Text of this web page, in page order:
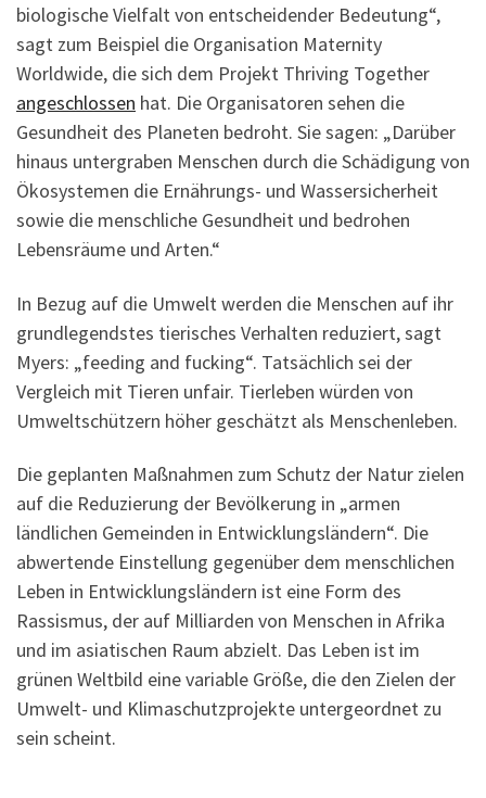
biologische Vielfalt von entscheidender Bedeutung“,
sagt zum Beispiel die Organisation Maternity
Worldwide, die sich dem Projekt Thriving Together
angeschlossen hat. Die Organisatoren sehen die
Gesundheit des Planeten bedroht. Sie sagen: „Darüber
hinaus untergraben Menschen durch die Schädigung von
Ökosystemen die Ernährungs- und Wassersicherheit
sowie die menschliche Gesundheit und bedrohen
Lebensräume und Arten.“
In Bezug auf die Umwelt werden die Menschen auf ihr
grundlegendstes tierisches Verhalten reduziert, sagt
Myers: „feeding and fucking“. Tatsächlich sei der
Vergleich mit Tieren unfair. Tierleben würden von
Umweltschützern höher geschätzt als Menschenleben.
Die geplanten Maßnahmen zum Schutz der Natur zielen
auf die Reduzierung der Bevölkerung in „armen
ländlichen Gemeinden in Entwicklungsländern“. Die
abwertende Einstellung gegenüber dem menschlichen
Leben in Entwicklungsländern ist eine Form des
Rassismus, der auf Milliarden von Menschen in Afrika
und im asiatischen Raum abzielt. Das Leben ist im
grünen Weltbild eine variable Größe, die den Zielen der
Umwelt- und Klimaschutzprojekte untergeordnet zu
sein scheint.